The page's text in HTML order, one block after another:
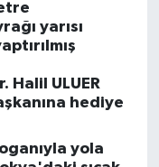
yarısı
Halil ULUER
hediye
yola